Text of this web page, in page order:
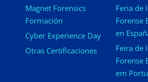
Magnet Forensics
Formación
Cyber Experience Day
Otras Certificaciones
Feria de
Forense
en
Feira de
Forense
em